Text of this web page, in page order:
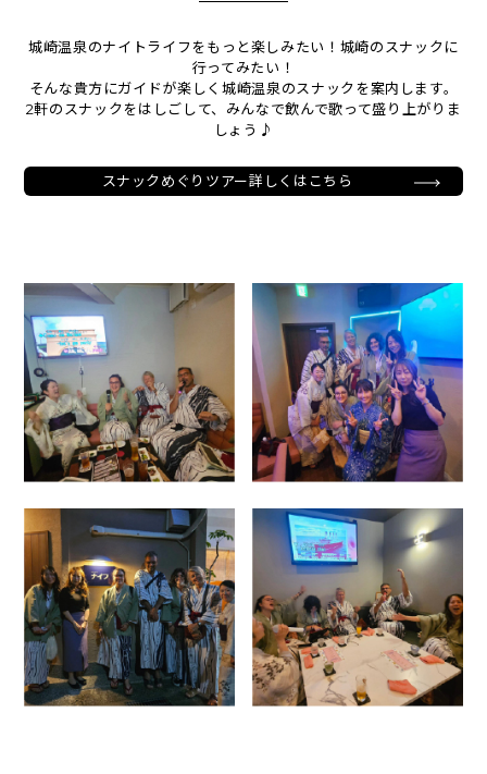
城崎温泉のナイトライフをもっと楽しみたい！城崎のスナックに
行ってみたい！
そんな貴方にガイドが楽しく城崎温泉のスナックを案内します。
2軒のスナックをはしごして、みんなで飲んで歌って盛り上がりま
しょう♪
スナックめぐりツアー詳しくはこちら